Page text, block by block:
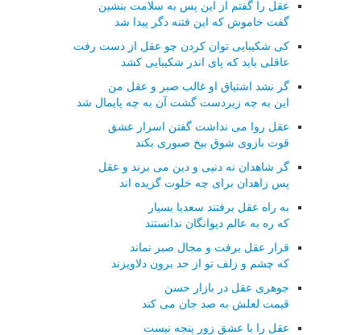
عقل را گفتم از این پس به سلامت بنشین
گفت خاموش که این فتنه دگر پیدا شد
کی شکیبایی توان کردن چو عقل از دست رفت
عاقلی باید که پای اندر شکیبایی کشد
گر نشد اشتیاق او غالب صبر و عقل من
این به چه زیردست گشت آن به چه پایمال شد
عقل روا می نداشت گفتن اسرار عشق
قوت بازوی شوق بیخ صبوری بکند
گر شاهدان نه دنیی و دین می برند و عقل
پس زاهدان برای چه خلوت گزیده اند
به راه عقل برفتند سعدیا بسیار
که ره به عالم دیوانگان ندانستند
قرار عقل برفت و مجال صبر نماند
که چشم و زلف تو از حد برون دلاویزند
جوهری عقل در بازار حسن
قیمت لعلش به صد جان می کند
عقل را با عشق زور پنجه نیست